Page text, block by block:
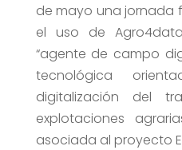
de mayo una jornada
el uso de
“agente de campo
tecnológica
digitalización del
explotaciones
asociada al proyecto